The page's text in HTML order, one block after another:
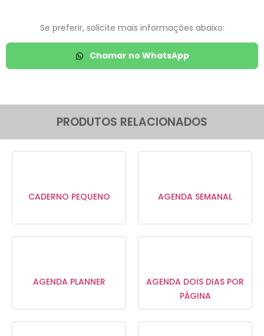
Se preferir, solicite mais informações abaixo:
Chamar no WhatsApp
PRODUTOS RELACIONADOS
CADERNO PEQUENO AGENDA SEMANAL
AGENDA PLANNER
AGENDA DOIS DIAS POR
PÁGINA